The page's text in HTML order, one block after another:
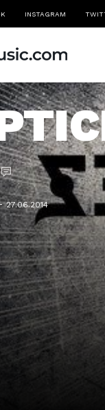
INSTAGRAM
27.06.2014